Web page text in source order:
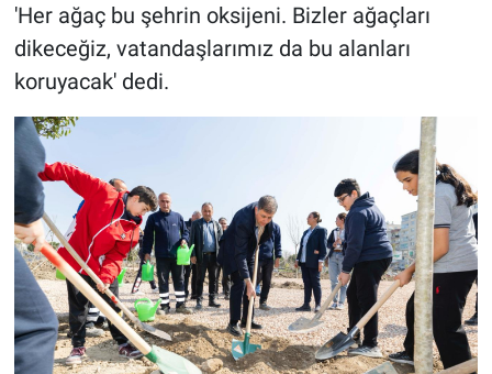
'Her ağaç bu şehrin oksijeni. Bizler ağaçları
dikeceğiz, vatandaşlarımız da bu alanları
koruyacak' dedi.